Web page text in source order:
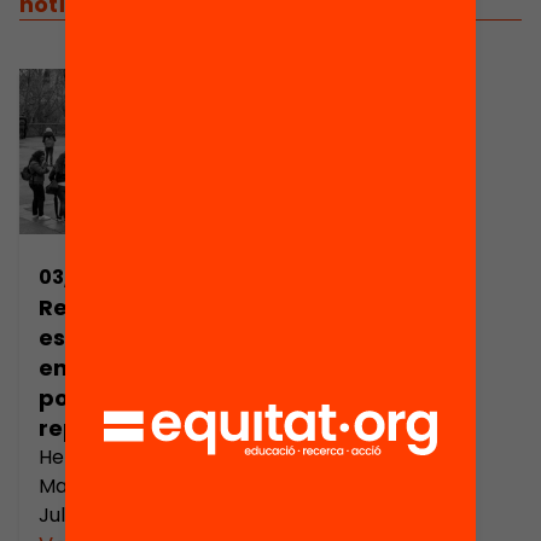
03/05/2017
Reduir el fracàs
escolar en
entorns de
pobresa, un
repte clau
Hem proposat a Pau
Marí-Klose i Albert
Julià Cano elaborar